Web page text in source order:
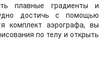
плавные градиенты и
достичь с помощью
комплект аэрографа, вы
по телу и открыть